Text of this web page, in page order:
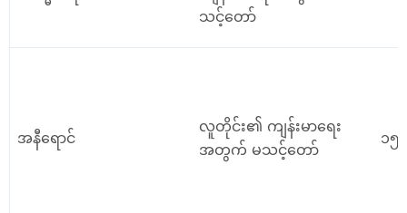
သင့်တော်
အနီရောင်
လူတိုင်း၏ ကျန်းမာရေး
အတွက် မသင့်တော်
၁၅